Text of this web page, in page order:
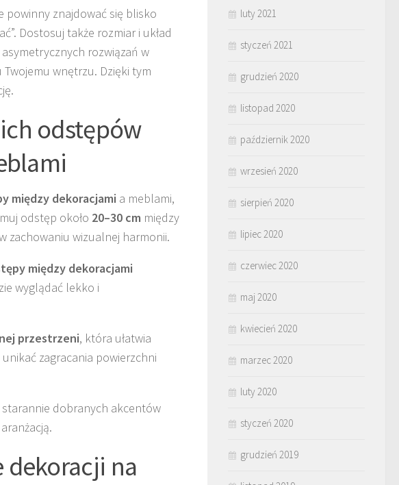
powinny znajdować się blisko
Dostosuj także rozmiar i układ
rozwiązań w
wnętrzu. Dzięki tym
odstępów
między dekoracjami a meblami,
odstęp około 20–30 cm między
zachowaniu wizualnej harmonii.
między dekoracjami
wyglądać lekko i
przestrzeni, która ułatwia
zagracania powierzchni
dobranych akcentów
dekoracji na
luty 2021
styczeń 2021
grudzień 2020
listopad 2020
październik 2020
wrzesień 2020
sierpień 2020
lipiec 2020
czerwiec 2020
maj 2020
kwiecień 2020
marzec 2020
luty 2020
styczeń 2020
grudzień 2019